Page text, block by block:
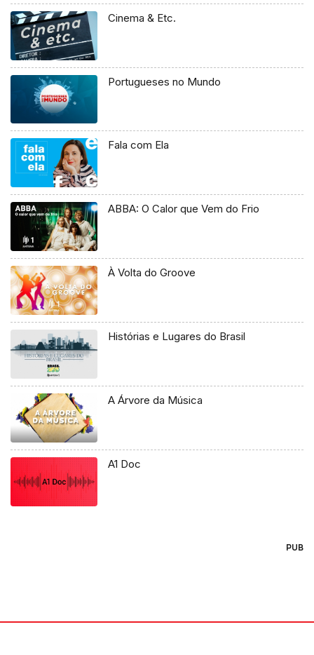
Cinema & Etc.
Portugueses no Mundo
Fala com Ela
ABBA: O Calor que Vem do Frio
À Volta do Groove
Histórias e Lugares do Brasil
A Árvore da Música
A1 Doc
PUB